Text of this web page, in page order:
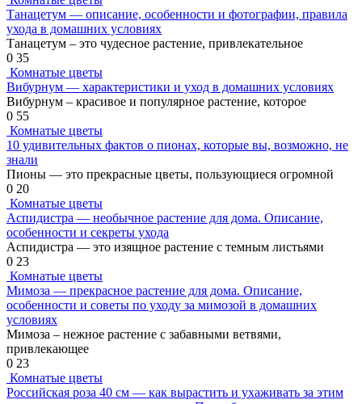
Танацетум — описание, особенности и фотографии, правила
ухода в домашних условиях
Танацетум – это чудесное растение, привлекательное
0 35
Комнатые цветы
Вибурнум — характеристики и уход в домашних условиях
Вибурнум – красивое и популярное растение, которое
0 55
Комнатые цветы
10 удивительных фактов о пионах, которые вы, возможно, не
знали
Пионы — это прекрасные цветы, пользующиеся огромной
0 20
Комнатые цветы
Аспидистра — необычное растение для дома. Описание,
особенности и секреты ухода
Аспидистра — это изящное растение с темным листьями
0 23
Комнатые цветы
Мимоза — прекрасное растение для дома. Описание,
особенности и советы по уходу за мимозой в домашних
условиях
Мимоза – нежное растение с забавными ветвями,
привлекающее
0 23
Комнатые цветы
Российская роза 40 см — как вырастить и ухаживать за этим